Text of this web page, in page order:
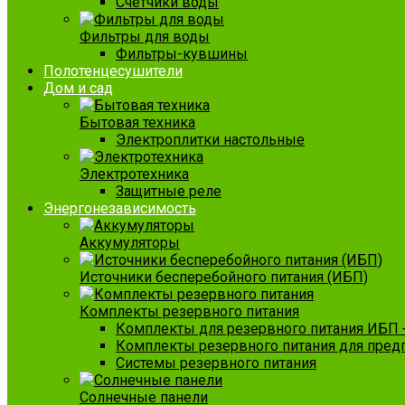
Фильтры для воды
Фильтры-кувшины
Полотенцесушители
Дом и сад
Бытовая техника
Электроплитки настольные
Электротехника
Защитные реле
Энергонезависимость
Аккумуляторы
Источники бесперебойного питания (ИБП)
Комплекты резервного питания
Комплекты для резервного питания ИБП
Комплекты резервного питания для
Системы резервного питания
Солнечные панели